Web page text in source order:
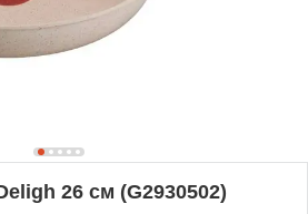
26 см (G2930502)